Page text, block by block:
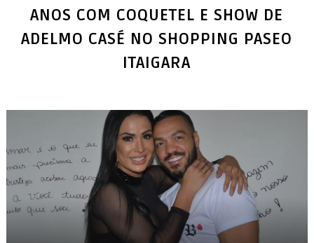
ANOS COM COQUETEL E SHOW DE
ADELMO CASÉ NO SHOPPING PASEO
ITAIGARA